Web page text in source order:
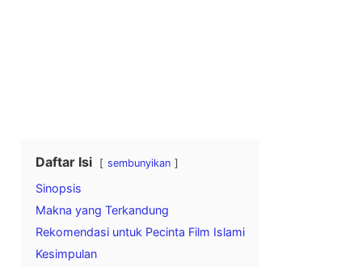
Daftar Isi sembunyikan
Sinopsis
Makna yang Terkandung
Rekomendasi untuk Pecinta Film Islami
Kesimpulan